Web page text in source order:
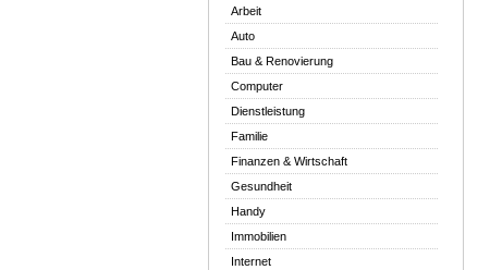
Arbeit
Auto
Bau & Renovierung
Computer
Dienstleistung
Familie
Finanzen & Wirtschaft
Gesundheit
Handy
Immobilien
Internet